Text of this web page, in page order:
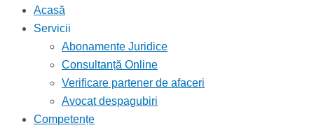
Acasă
Servicii
Abonamente Juridice
Consultanță Online
Verificare partener de afaceri
Avocat despagubiri
Competențe